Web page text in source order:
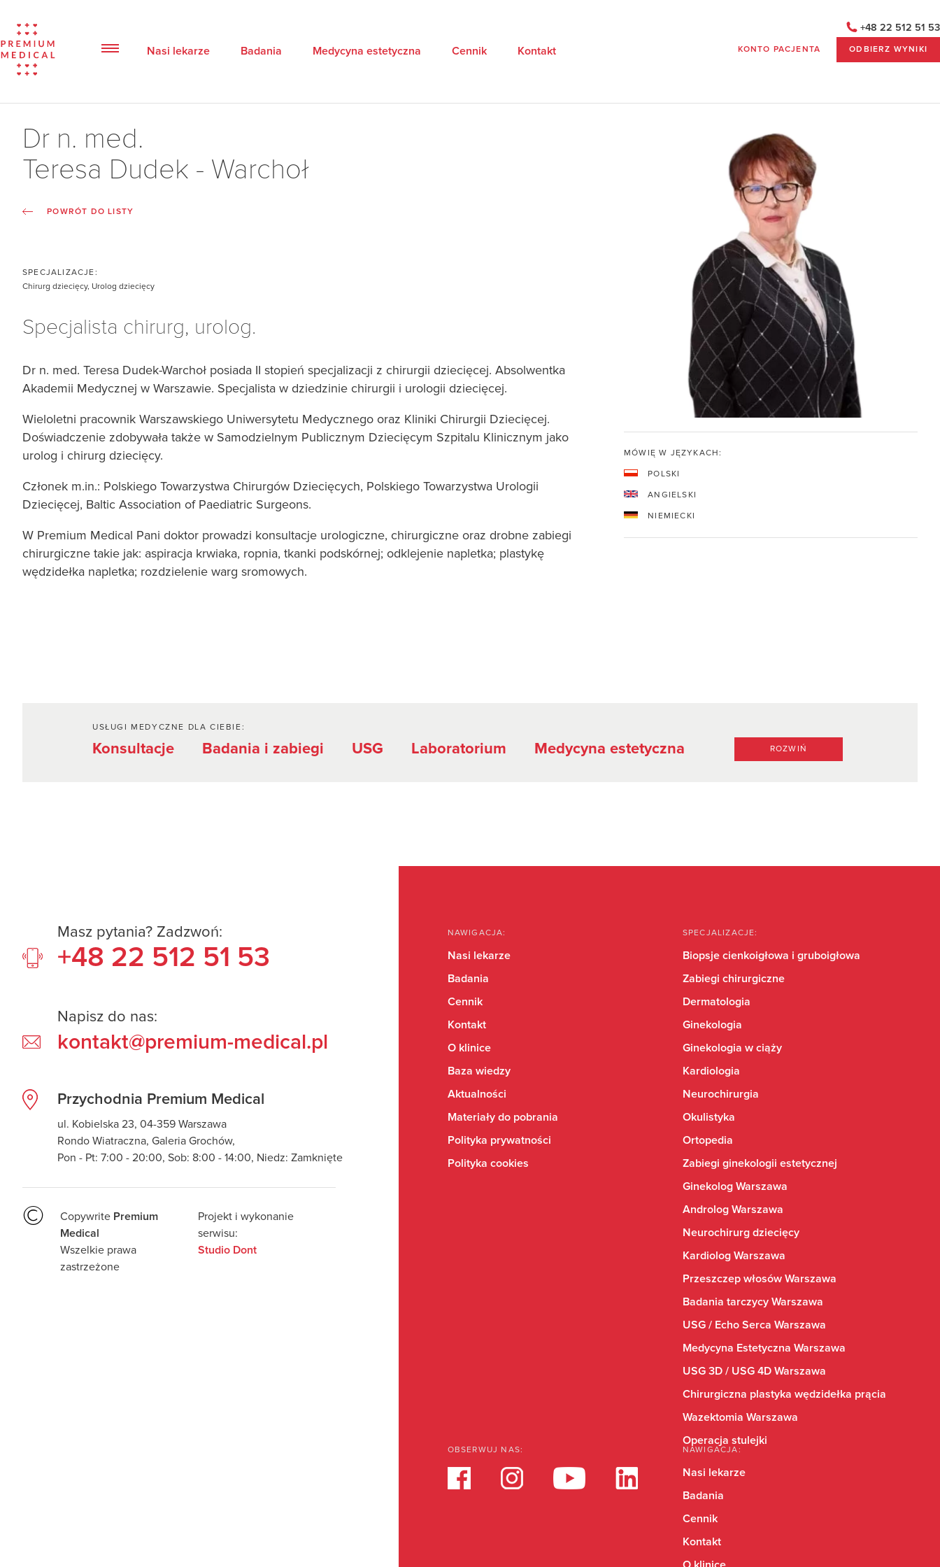
Nasi lekarze Badania Medycyna estetyczna Cennik Kontakt
+48 22 512 51 53
KONTO PACJENTA ODBIERZ WYNIKI
Dr n. med.
Teresa Dudek - Warchoł
POWRÓT DO LISTY
SPECJALIZACJE:
Chirurg dziecięcy, Urolog dziecięcy
Specjalista chirurg, urolog.
Dr n. med. Teresa Dudek-Warchoł posiada II stopień specjalizacji z chirurgii dziecięcej. Absolwentka
Akademii Medycznej w Warszawie. Specjalista w dziedzinie chirurgii i urologii dziecięcej.
Wieloletni pracownik Warszawskiego Uniwersytetu Medycznego oraz Kliniki Chirurgii Dziecięcej.
Doświadczenie zdobywała także w Samodzielnym Publicznym Dziecięcym Szpitalu Klinicznym jako
urolog i chirurg dziecięcy.
Członek m.in.: Polskiego Towarzystwa Chirurgów Dziecięcych, Polskiego Towarzystwa Urologii
Dziecięcej, Baltic Association of Paediatric Surgeons.
W Premium Medical Pani doktor prowadzi konsultacje urologiczne, chirurgiczne oraz drobne zabiegi
chirurgiczne takie jak: aspiracja krwiaka, ropnia, tkanki podskórnej; odklejenie napletka; plastykę
wędzidełka napletka; rozdzielenie warg sromowych.
MÓWIĘ W JĘZYKACH:
POLSKI
ANGIELSKI
NIEMIECKI
USŁUGI MEDYCZNE DLA CIEBIE:
Konsultacje Badania i zabiegi USG Laboratorium Medycyna estetyczna ROZWIŃ
Masz pytania? Zadzwoń:
+48 22 512 51 53
Napisz do nas:
kontakt@premium-medical.pl
Przychodnia Premium Medical
ul. Kobielska 23, 04-359 Warszawa
Rondo Wiatraczna, Galeria Grochów,
Pon - Pt: 7:00 - 20:00, Sob: 8:00 - 14:00, Niedz: Zamknięte
© Copywrite Premium
Medical
Wszelkie prawa
zastrzeżone
Projekt i wykonanie
serwisu:
Studio Dont
NAWIGACJA:
Nasi lekarze
Badania
Cennik
Kontakt
O klinice
Baza wiedzy
Aktualności
Materiały do pobrania
Polityka prywatności
Polityka cookies
SPECJALIZACJE:
Biopsje cienkoigłowa i gruboigłowa
Zabiegi chirurgiczne
Dermatologia
Ginekologia
Ginekologia w ciąży
Kardiologia
Neurochirurgia
Okulistyka
Ortopedia
Zabiegi ginekologii estetycznej
Ginekolog Warszawa
Androlog Warszawa
Neurochirurg dziecięcy
Kardiolog Warszawa
Przeszczep włosów Warszawa
Badania tarczycy Warszawa
USG / Echo Serca Warszawa
Medycyna Estetyczna Warszawa
USG 3D / USG 4D Warszawa
Chirurgiczna plastyka wędzidełka prącia
Wazektomia Warszawa
Operacja stulejki
OBSERWUJ NAS: NAWIGACJA:
Nasi lekarze
Badania
Cennik
Kontakt